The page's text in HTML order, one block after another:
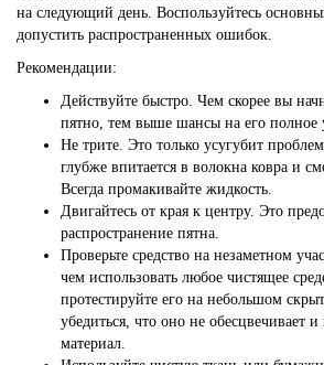
на следующий день. Воспользуйтесь
допустить распространенных ошибок.
Рекомендации:
Действуйте быстро. Чем скорее вы
пятно, тем выше шансы на его полное
Не трите. Это только усугубит
глубже впитается в волокна ковра и
Всегда промакивайте жидкость.
Двигайтесь от края к центру. Это
распространение пятна.
Проверьте средство на незаметном
чем использовать любое чистящее
протестируйте его на небольшом
убедиться, что оно не обесцвечивает
материал.